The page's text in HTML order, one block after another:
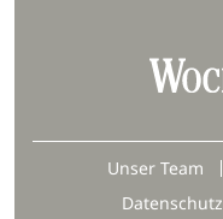
Unser Team
Datenschutz